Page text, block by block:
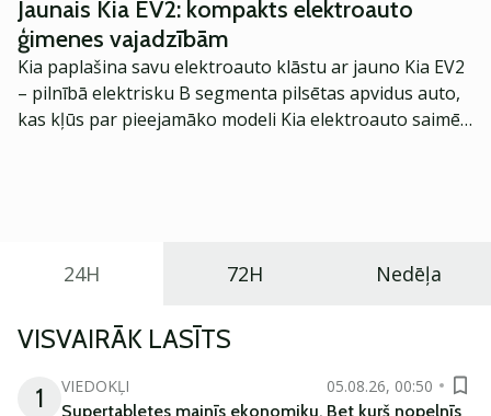
Jaunais Kia EV2: kompakts elektroauto
ģimenes vajadzībām
Kia paplašina savu elektroauto klāstu ar jauno Kia EV2
– pilnībā elektrisku B segmenta pilsētas apvidus auto,
kas kļūs par pieejamāko modeli Kia elektroauto saimē
24H 72H Nedēļa
VISVAIRĀK LASĪTS
1
VIEDOKĻI
05.08.26, 00:50
Supertabletes mainīs ekonomiku. Bet kurš nopelnīs